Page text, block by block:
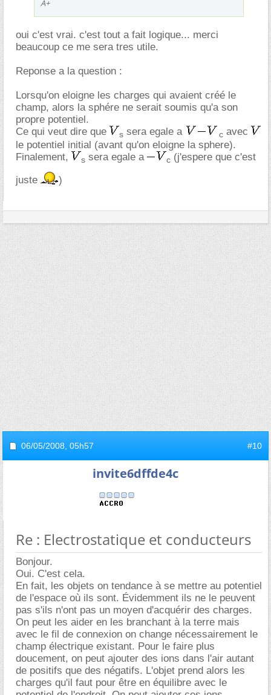
A+
oui c'est vrai. c'est tout a fait logique... merci
beaucoup ce me sera tres utile.
Reponse a la question :
Lorsqu'on eloigne les charges qui avaient créé le
champ, alors la sphére ne serait soumis qu'a son
propre potentiel.
Ce qui veut dire que
s sera egale a c avec
le potentiel initial (avant qu'on eloigne la sphere).
Finalement,
s sera egale a c (j'espere que c'est
juste
)
06/05/2008, 05h57 #10
invite6dffde4c
Re : Electrostatique et conducteurs
Bonjour.
Oui. C'est cela.
En fait, les objets on tendance à se mettre au potentiel
de l'espace où ils sont. Évidemment ils ne le peuvent
pas s'ils n'ont pas un moyen d'acquérir des charges.
On peut les aider en les branchant à la terre mais
avec le fil de connexion on change nécessairement le
champ électrique existant. Pour le faire plus
doucement, on peut ajouter des ions dans l'air autant
de positifs que des négatifs. L'objet prend alors les
charges qu'il faut pour être en équilibre avec le